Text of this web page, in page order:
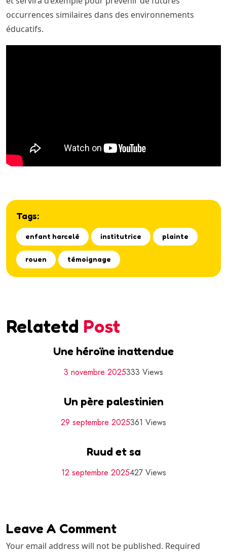
occurrences similaires dans des environnements
éducatifs.
Tags:
enfant harcelé institutrice plainte
rouen témoignage
Relatetd Post
Une héroïne inattendue
3 novembre 2025333 Views
Un père palestinien
29 septembre 2025361 Views
Ruud et sa
12 septembre 2025427 Views
Leave A Comment
Your email address will not be published. Required